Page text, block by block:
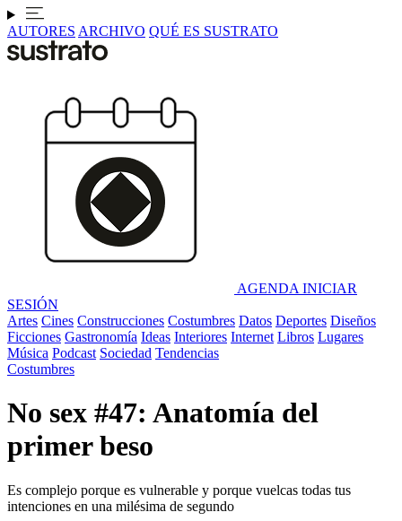
AUTORES ARCHIVO QUÉ ES SUSTRATO
AGENDA INICIAR
SESIÓN
Artes Cines Construcciones Costumbres Datos Deportes Diseños
Ficciones Gastronomía Ideas Interiores Internet Libros Lugares
Música Podcast Sociedad Tendencias
Costumbres
No sex #47: Anatomía del
primer beso
Es complejo porque es vulnerable y porque vuelcas todas tus
intenciones en una milésima de segundo